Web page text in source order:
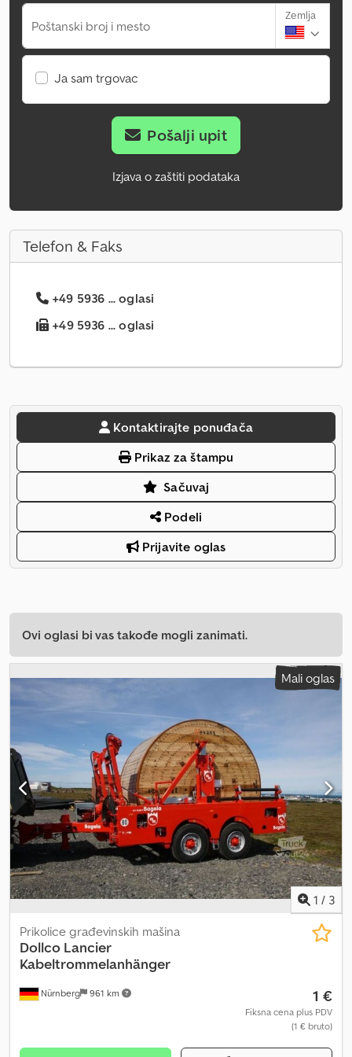
Poštanski broj i mesto
Zemlja
Ja sam trgovac
Pošalji upit
Izjava o zaštiti podataka
Telefon & Faks
+49 5936 ... oglasi
+49 5936 ... oglasi
Kontaktirajte ponuđača
Prikaz za štampu
Sačuvaj
Podeli
Prijavite oglas
Ovi oglasi bi vas takođe mogli zanimati.
Mali oglas
1 / 3
Nürnberg 961 km
Prikolice građevinskih mašina
Dollco Lancier
Kabeltrommelanhänger
1 €
Fiksna cena plus PDV
(1 € bruto)